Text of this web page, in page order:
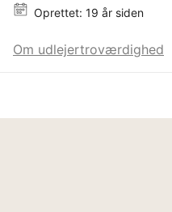
Oprettet: 19 år siden
Om udlejertroværdighed